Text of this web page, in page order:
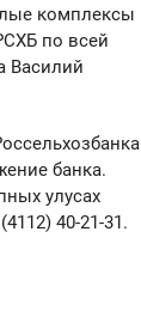
комплексы
по всей
Василий
банка.
улусах
40-21-31.